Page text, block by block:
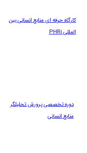
کارگاه حرفه ای منابع انسانی بین
المللی PHRi
دوره تخصصی پرورش تحلیلگر
منابع انسانی